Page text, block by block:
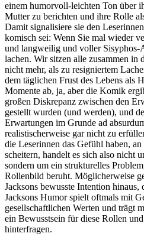
einem humorvoll-leichten Ton über
Mutter zu berichten und ihre Rolle
Damit signalisiere sie den
komisch sei: Wenn Sie mal wieder
und langweilig und voller Sisyphos-
lachen. Wir sitzen alle zusammen in
nicht mehr, als zu resigniertem
dem täglichen Frust des Lebens als
Momente ab, ja, aber die Komik
großen Diskrepanz zwischen den
gestellt wurden (und werden), und
Erwartungen im Grunde ad
realistischerweise gar nicht zu
die Leserinnen das Gefühl haben,
scheitern, handelt es sich also nicht
sondern um ein strukturelles
Rollenbild beruht. Möglicherweise
Jacksons bewusste Intention hinaus,
Jacksons Humor spielt oftmals mit
gesellschaftlichen Werten und trägt
ein Bewusstsein für diese Rollen
hinterfragen.